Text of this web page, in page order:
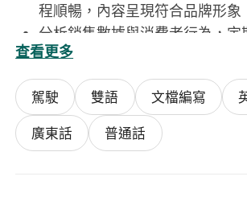
程順暢，內容呈現符合品牌形象
分析銷售數據與消費者行為，定
出可行的業務增長建議
工作要求
具備五年或以上電子商務相關工
時尚或奢侈品行業背景者優先
查看更多
駕駛 雙語 文檔編寫
廣東話
普通話